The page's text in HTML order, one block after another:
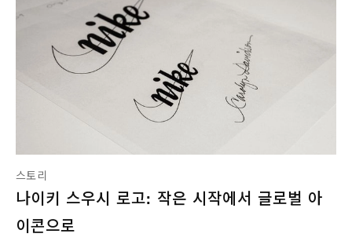
스토리
나이키 스우시 로고: 작은 시작에서 글로벌 아
이콘으로